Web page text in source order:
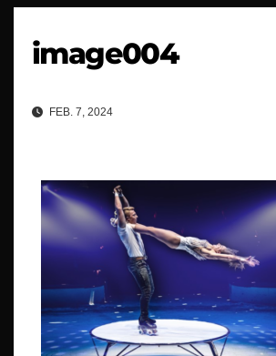
image004
FEB. 7, 2024